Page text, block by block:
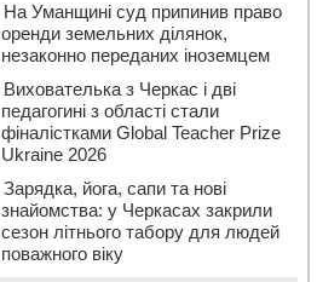
На Уманщині суд припинив право
оренди земельних ділянок,
незаконно переданих іноземцем
Вихователька з Черкас і дві
педагогині з області стали
фіналістками Global Teacher Prize
Ukraine 2026
Зарядка, йога, сапи та нові
знайомства: у Черкасах закрили
сезон літнього табору для людей
поважного віку